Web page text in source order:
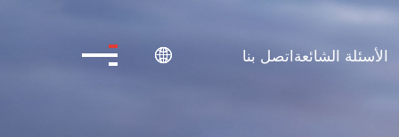
الأسئلة الشائعةاتصل بنا 